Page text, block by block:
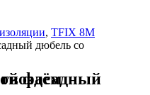
, TFIX 8M
дюбель со
гвоздём